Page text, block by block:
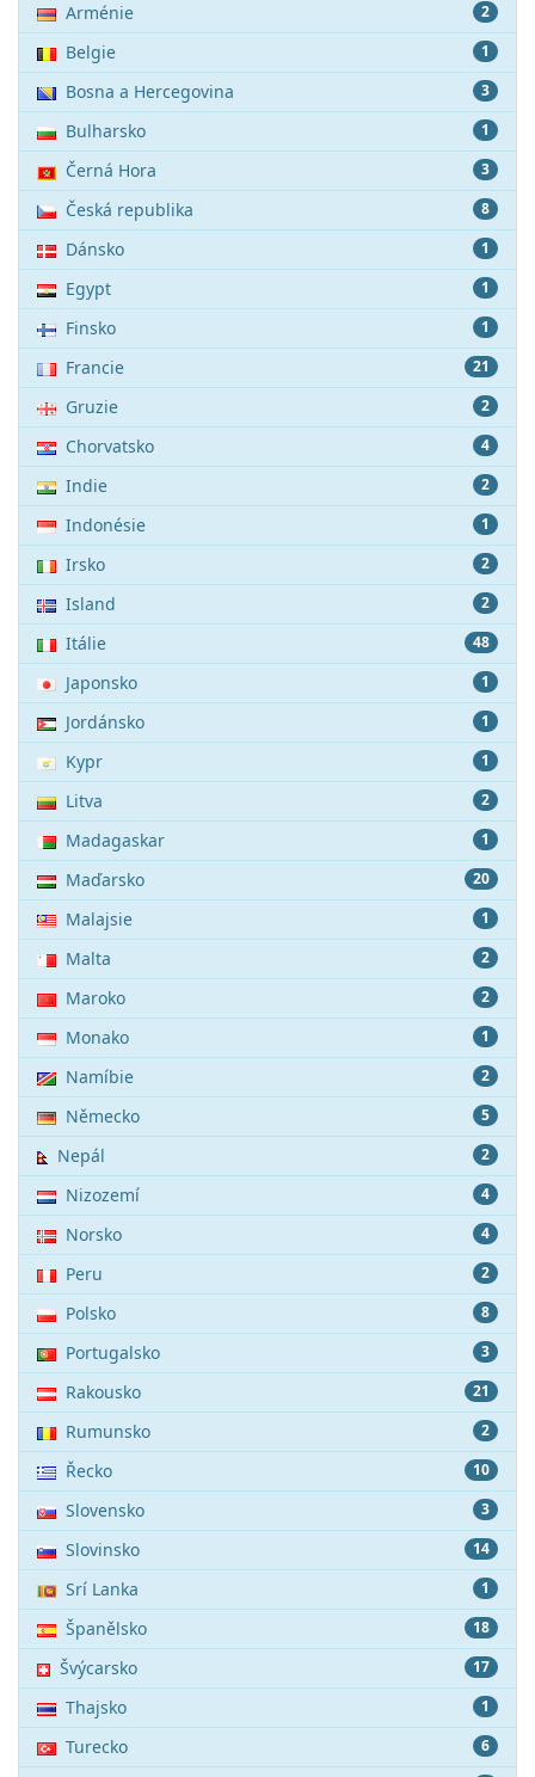
2
Arménie
1
Belgie
3
Bosna a Hercegovina
1
Bulharsko
3
Černá Hora
8
Česká republika
1
Dánsko
1
Egypt
1
Finsko
21
Francie
2
Gruzie
4
Chorvatsko
2
Indie
1
Indonésie
2
Irsko
2
Island
48
Itálie
1
Japonsko
1
Jordánsko
1
Kypr
2
Litva
1
Madagaskar
20
Maďarsko
1
Malajsie
2
Malta
2
Maroko
1
Monako
2
Namíbie
5
Německo
2
Nepál
4
Nizozemí
4
Norsko
2
Peru
8
Polsko
3
Portugalsko
21
Rakousko
2
Rumunsko
10
Řecko
3
Slovensko
14
Slovinsko
1
Srí Lanka
18
Španělsko
17
Švýcarsko
1
Thajsko
6
Turecko